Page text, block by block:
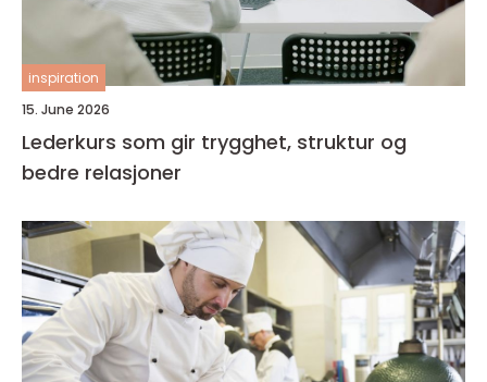
inspiration
15. June 2026
Lederkurs som gir trygghet, struktur og
bedre relasjoner